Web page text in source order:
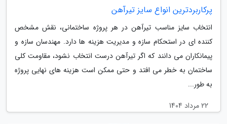
پرکاربردترین انواع سایز تیرآهن
انتخاب سایز مناسب تیرآهن در هر پروژه ساختمانی، نقش مشخص
کننده ای در استحکام سازه و مدیریت هزینه ها دارد. مهندسان سازه و
پیمانکاران می دانند که اگر تیرآهن درست انتخاب نشود، مقاومت کلی
ساختمان به خطر می افتد و حتی ممکن است هزینه های نهایی پروژه
به طور...
22 مرداد 1404